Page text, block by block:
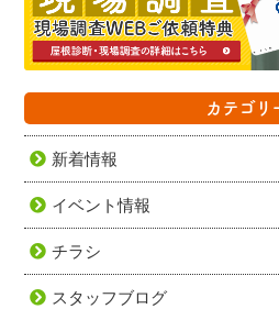
カテゴリ
新着情報
イベント情報
チラシ
スタッフブログ